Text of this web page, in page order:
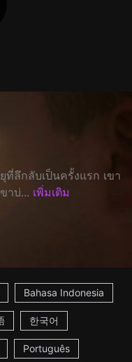
ลึกลับเป็นครั้งแรก เขา
าบ่... เพิ่มเติม
Bahasa Indonesia
한국어
Português